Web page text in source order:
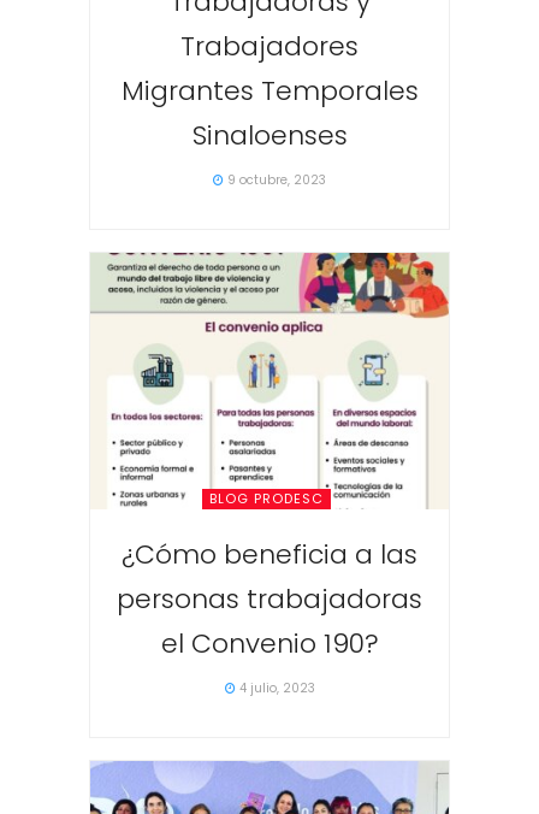
Trabajadores
Migrantes Temporales
Sinaloenses
9 octubre, 2023
BLOG PRODESC
¿Cómo beneficia a las
personas trabajadoras
el Convenio 190?
4 julio, 2023